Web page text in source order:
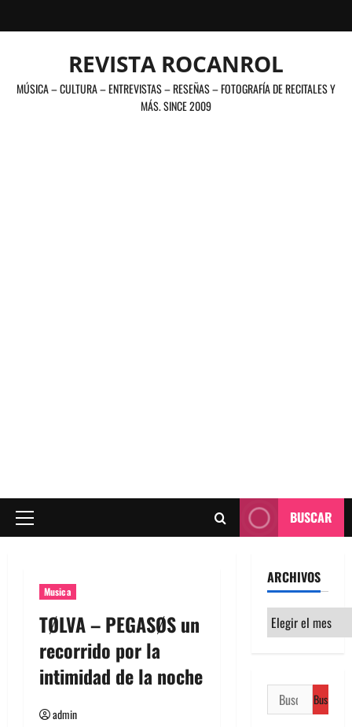
al
REVISTA ROCANROL
MÚSICA – CULTURA – ENTREVISTAS – RESEÑAS – FOTOGRAFÍA DE RECITALES Y
MÁS. SINCE 2009
Menú
BUSCAR
Musica
TØLVA – PEGASØS un
recorrido por la
intimidad de la noche
admin
ARCHIVOS
Archivos
Buscar: